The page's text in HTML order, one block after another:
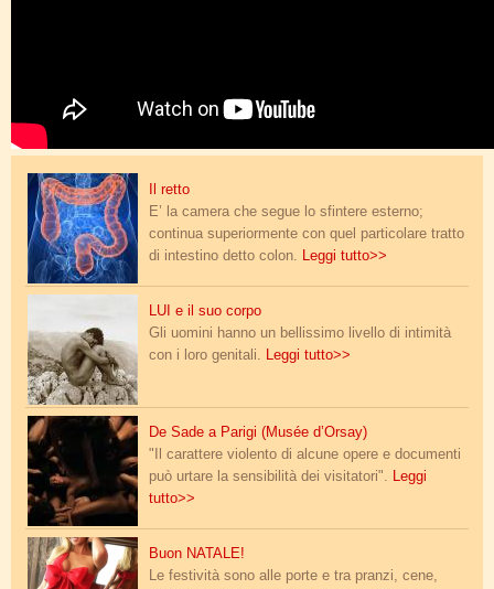
intestino.jpg
Il retto
E’ la camera che segue lo sfintere esterno;
continua superiormente con quel particolare tratto
di intestino detto colon. Leggi tutto>>
Gloeden_Wilhem_von_Caino.jpg
LUI e il suo corpo
Gli uomini hanno un bellissimo livello di intimità
con i loro genitali. Leggi tutto>>
desade_orsay.jpgDe Sade a Parigi (Musée d’Orsay)
"Il carattere violento di alcune opere e documenti
può urtare la sensibilità dei visitatori". Leggi
tutto>>
sesso-a-natale_1.pngBuon NATALE!
Le festività sono alle porte e tra pranzi, cene,